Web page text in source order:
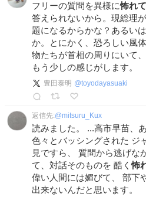
フリーの質問を異様に怖れ
答えられないから。現総理
題になるからかな？あるい
か。とにかく、恐ろしい風
物たちが首相の周りにいて
もう少しの感じがします。
豊田泰明 @toyodayasuaki
返信先:@mitsuru_Kux
読みました。 ...高市早苗、
色々とバッシングされた ジ
見ですら、 質問から逃げな
て、対話そのものを 酷く怖
偉い人間には媚びて、 部下
出来ないんだと思います。